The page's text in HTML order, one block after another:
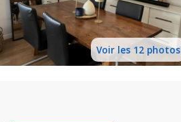
Voir les 12 photos